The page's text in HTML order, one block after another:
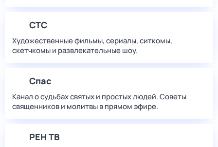
СТС
Художественные фильмы, сериалы, ситкомы,
скетчкомы и развлекательные шоу.
Спас
Канал о судьбах святых и простых людей. Советы
священников и молитвы в прямом эфире.
РЕН ТВ